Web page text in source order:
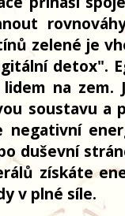
zelené je
detox".
na zem.
soustavu a
negativní
duševní
získáte
v plné síle.